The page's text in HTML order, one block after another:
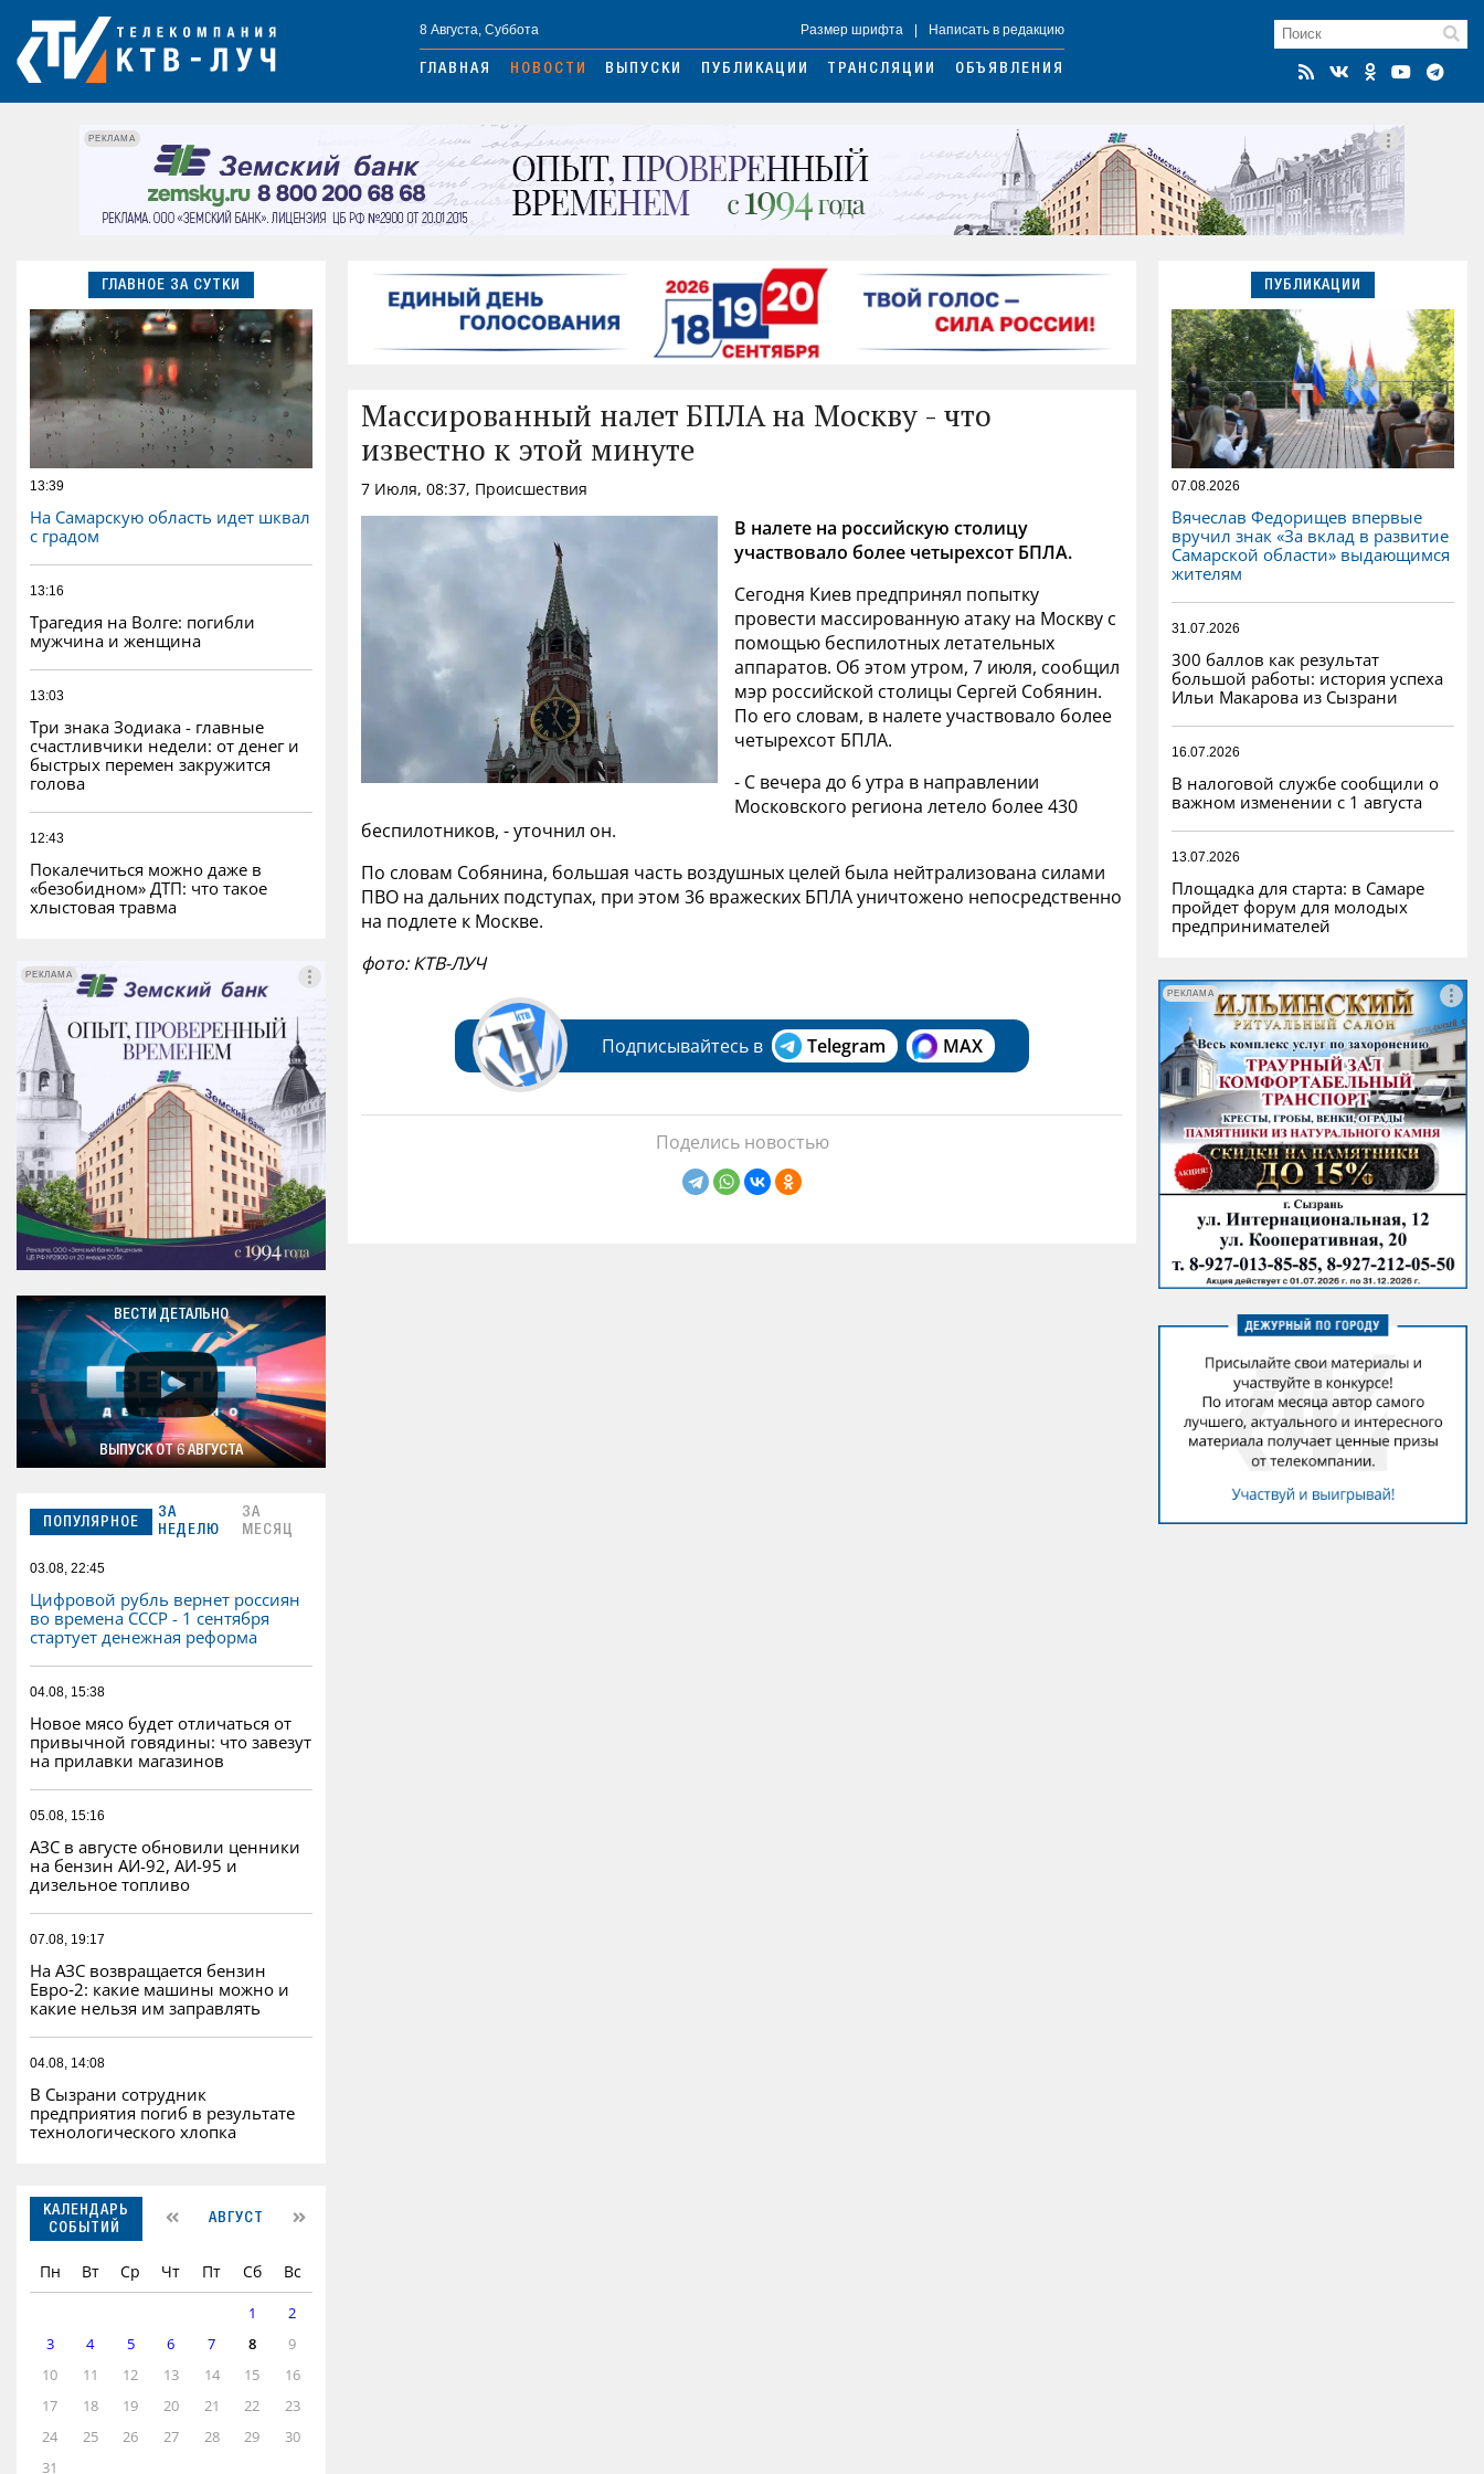
8 Августа, Суббота Размер шрифта Написать в редакцию
ГЛАВНАЯ НОВОСТИ ВЫПУСКИ ПУБЛИКАЦИИ ТРАНСЛЯЦИИ ОБЪЯВЛЕНИЯ
РЕКЛАМА
ГЛАВНОЕ ЗА СУТКИ
13:39
На Самарскую область идет шквал
с градом
13:16
Трагедия на Волге: погибли
мужчина и женщина
13:03
Три знака Зодиака - главные
счастливчики недели: от денег и
быстрых перемен закружится
голова
12:43
Покалечиться можно даже в
«безобидном» ДТП: что такое
хлыстовая травма
РЕКЛАМА
РЕКЛАМА
ВЕСТИ ДЕТАЛЬНО
ВЫПУСК ОТ 6 АВГУСТА
ПОПУЛЯРНОЕ
ЗА
НЕДЕЛЮ
ЗА
МЕСЯЦ
03.08, 22:45
Цифровой рубль вернет россиян
во времена СССР - 1 сентября
стартует денежная реформа
04.08, 15:38
Новое мясо будет отличаться от
привычной говядины: что завезут
на прилавки магазинов
05.08, 15:16
АЗС в августе обновили ценники
на бензин АИ-92, АИ-95 и
дизельное топливо
07.08, 19:17
На АЗС возвращается бензин
Евро‑2: какие машины можно и
какие нельзя им заправлять
04.08, 14:08
В Сызрани сотрудник
предприятия погиб в результате
технологического хлопка
КАЛЕНДАРЬ
СОБЫТИЙ
АВГУСТ
Пн Вт Ср Чт Пт Сб Вс
1
2
3
4 5 6 7 8
9
10
11 12 13 14 15
16
17
18 19 20 21 22
23
24
25 26 27 28 29
30
31
Массированный налет БПЛА на Москву - что
известно к этой минуте
7 Июля, 08:37, Происшествия
В налете на российскую столицу
участвовало более четырехсот БПЛА.
Сегодня Киев предпринял попытку
провести массированную атаку на Москву с
помощью беспилотных летательных
аппаратов. Об этом утром, 7 июля, сообщил
мэр российской столицы Сергей Собянин.
По его словам, в налете участвовало более
четырехсот БПЛА.
- С вечера до 6 утра в направлении
Московского региона летело более 430
беспилотников, - уточнил он.
По словам Собянина, большая часть воздушных целей была нейтрализована силами
ПВО на дальних подступах, при этом 36 вражеских БПЛА уничтожено непосредственно
на подлете к Москве.
фото: КТВ-ЛУЧ
Подписывайтесь в Telegram MAX
Поделись новостью
ПУБЛИКАЦИИ
07.08.2026
Вячеслав Федорищев впервые
вручил знак «За вклад в развитие
Самарской области» выдающимся
жителям
31.07.2026
300 баллов как результат
большой работы: история успеха
Ильи Макарова из Сызрани
16.07.2026
В налоговой службе сообщили о
важном изменении с 1 августа
13.07.2026
Площадка для старта: в Самаре
пройдет форум для молодых
предпринимателей
РЕКЛАМА